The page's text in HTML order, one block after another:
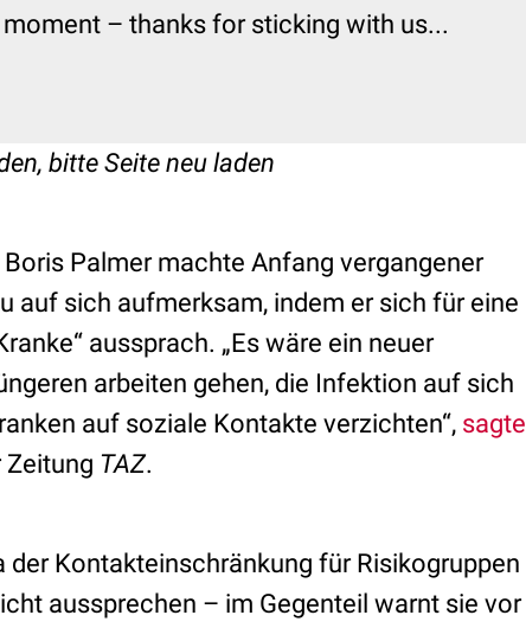
– thanks for sticking with us...
bitte Seite neu laden
Palmer machte Anfang vergangener
auf sich aufmerksam, indem er sich für eine
aussprach. „Es wäre ein neuer
arbeiten gehen, die Infektion auf sich
auf soziale Kontakte verzichten“, sagte
Zeitung TAZ.
der Kontakteinschränkung für Risikogruppen
aussprechen – im Gegenteil warnt sie vor